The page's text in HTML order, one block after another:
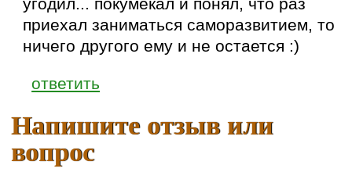
угодил... покумекал и понял, что раз
приехал заниматься саморазвитием, то
ничего другого ему и не остается :)
ответить
Напишите отзыв или
вопрос